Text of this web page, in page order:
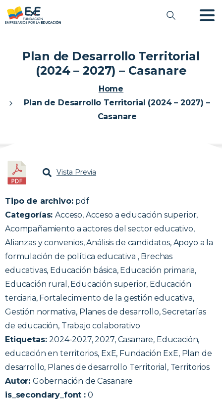
Plan de Desarrollo Territorial
(2024 – 2027) – Casanare
Home
Plan de Desarrollo Territorial (2024 – 2027) –
Casanare
Vista Previa
Tipo de archivo: pdf
Categorías:Acceso, Acceso a educación superior,
Acompañamiento a actores del sector educativo,
Alianzas y convenios, Análisis de candidatos, Apoyo a la
formulación de política educativa , Brechas
educativas, Educación básica, Educación primaria,
Educación rural, Educación superior, Educación
terciaria, Fortalecimiento de la gestión educativa,
Gestión normativa, Planes de desarrollo, Secretarías
de educación, Trabajo colaborativo
Etiquetas:2024-2027, 2027, Casanare, Educación,
educación en territorios, ExE, Fundación ExE, Plan de
desarrollo, Planes de desarrollo Territorial, Territorios
Autor: Gobernación de Casanare
is_secondary_font :0